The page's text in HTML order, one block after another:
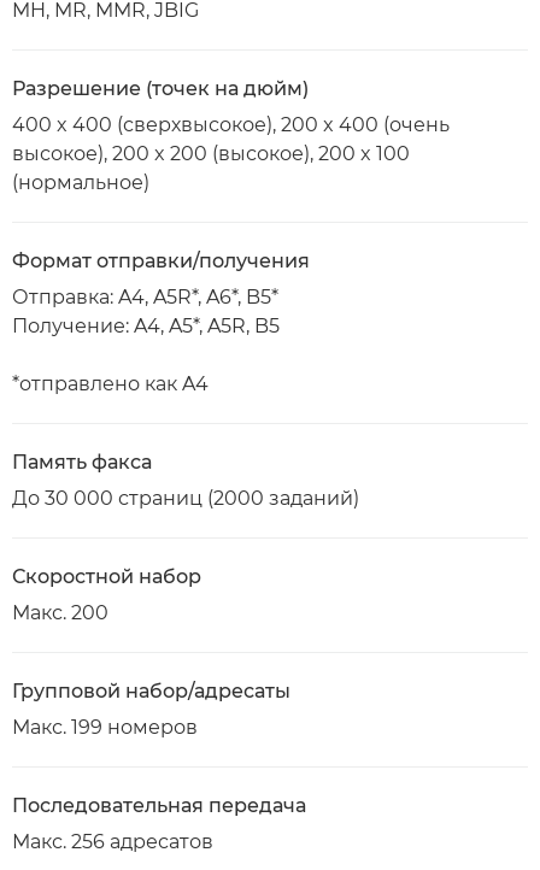
MH, MR, MMR, JBIG
Разрешение (точек на дюйм)
400 x 400 (сверхвысокое), 200 x 400 (очень
высокое), 200 x 200 (высокое), 200 x 100
(нормальное)
Формат отправки/получения
Отправка: A4, A5R*, A6*, B5*
Получение: A4, A5*, A5R, B5
*отправлено как A4
Память факса
До 30 000 страниц (2000 заданий)
Скоростной набор
Макс. 200
Групповой набор/адресаты
Макс. 199 номеров
Последовательная передача
Макс. 256 адресатов